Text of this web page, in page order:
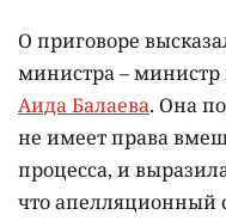
О приговоре
министра –
Аида Балаева. Она
не имеет права
процесса, и
что апелляционный